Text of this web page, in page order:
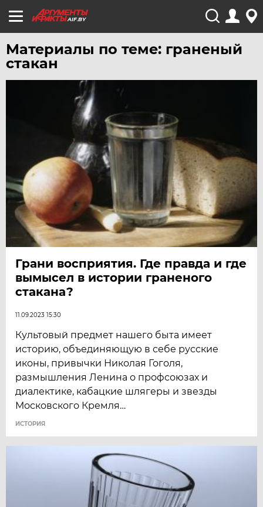
AIF.BY
Материалы по теме: граненый
стакан
Грани восприятия. Где правда и где
вымысел в истории граненого
стакана?
11.09.2023 15:30
Культовый предмет нашего быта имеет
историю, объединяющую в себе русские
иконы, привычки Николая Гоголя,
размышления Ленина о профсоюзах и
диалектике, кабацкие шлягеры и звезды
Московского Кремля…
ИСТОРИЯ